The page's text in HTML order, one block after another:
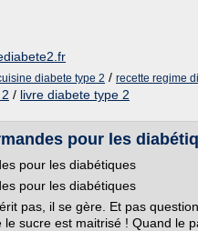
diabete type 2 / recette regime
/ livre diabete type 2
pour les
pour les diabétiques
pour les diabétiques
pas, il se gère. Et pas
sucre est maitrisé ! Quand le